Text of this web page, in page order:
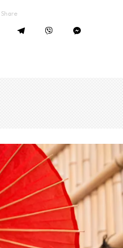
Share